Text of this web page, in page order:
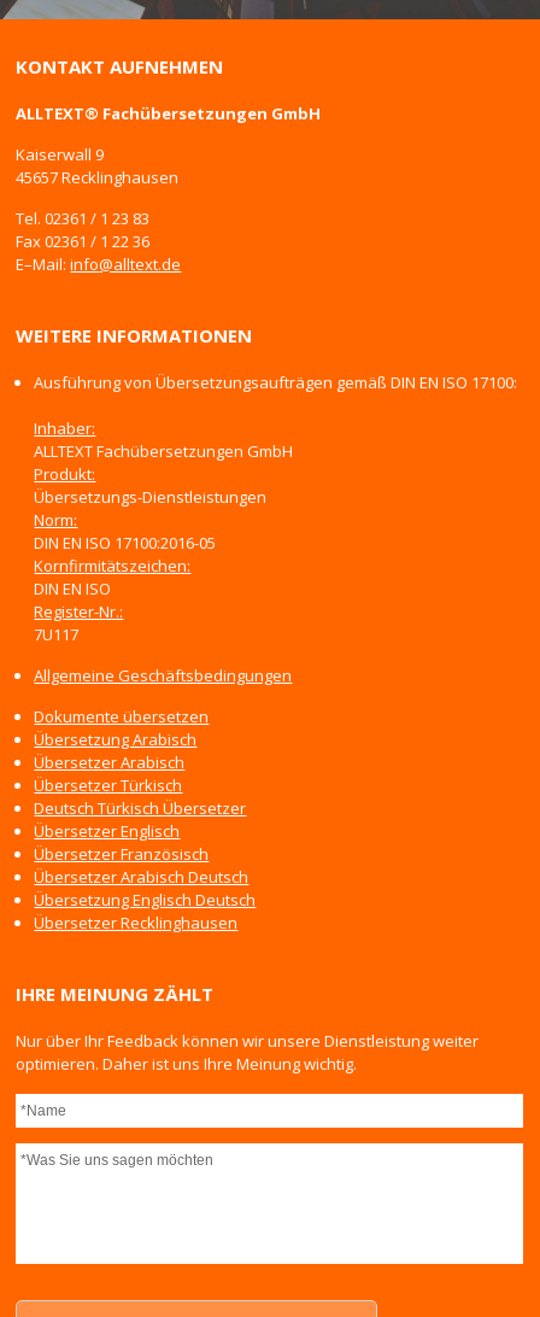
KONTAKT AUFNEHMEN
ALLTEXT® Fachübersetzungen GmbH
Kaiserwall 9
45657 Recklinghausen
Tel. 02361 / 1 23 83
Fax 02361 / 1 22 36
E–Mail:info@alltext.de
WEITERE INFORMATIONEN
Ausführung von Übersetzungsaufträgen gemäß DIN EN ISO 17100:
Inhaber:
ALLTEXT Fachübersetzungen GmbH
Produkt:
Übersetzungs-Dienstleistungen
Norm:
DIN EN ISO 17100:2016-05
Kornfirmitätszeichen:
DIN EN ISO
Register-Nr.:
7U117
Allgemeine Geschäftsbedingungen
Dokumente übersetzen
Übersetzung Arabisch
Übersetzer Arabisch
Übersetzer Türkisch
Deutsch Türkisch Übersetzer
Übersetzer Englisch
Übersetzer Französisch
Übersetzer Arabisch Deutsch
Übersetzung Englisch Deutsch
Übersetzer Recklinghausen
IHRE MEINUNG ZÄHLT
Nur über Ihr Feedback können wir unsere Dienstleistung weiter
optimieren. Daher ist uns Ihre Meinung wichtig.